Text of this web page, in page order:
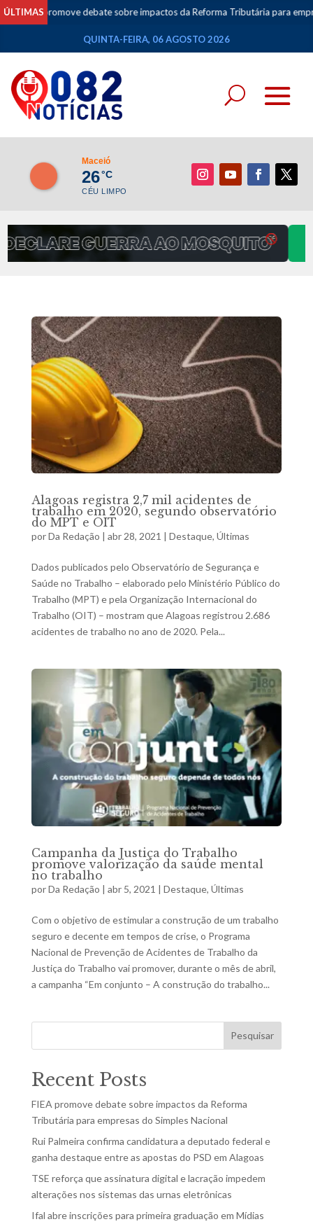
ÚLTIMAS
debate sobre impactos da Reforma Tributária para empresas do
QUINTA-FEIRA, 06 AGOSTO 2026
Maceió
26°C
CÉU LIMPO
Alagoas registra 2,7 mil acidentes de
trabalho em 2020, segundo observatório
do MPT e OIT
porDa Redação | abr 28, 2021 | Destaque, Últimas
Dados publicados pelo Observatório de Segurança e
Saúde no Trabalho – elaborado pelo Ministério Público do
Trabalho (MPT) e pela Organização Internacional do
Trabalho (OIT) – mostram que Alagoas registrou 2.686
acidentes de trabalho no ano de 2020. Pela...
Campanha da Justiça do Trabalho
promove valorização da saúde mental
no trabalho
porDa Redação | abr 5, 2021 | Destaque, Últimas
Com o objetivo de estimular a construção de um trabalho
seguro e decente em tempos de crise, o Programa
Nacional de Prevenção de Acidentes de Trabalho da
Justiça do Trabalho vai promover, durante o mês de abril,
a campanha “Em conjunto – A construção do trabalho...
Pesquisar
Recent Posts
FIEA promove debate sobre impactos da Reforma
Tributária para empresas do Simples Nacional
Rui Palmeira confirma candidatura a deputado federal e
ganha destaque entre as apostas do PSD em Alagoas
TSE reforça que assinatura digital e lacração impedem
alterações nos sistemas das urnas eletrônicas
Ifal abre inscrições para primeira graduação em Mídias